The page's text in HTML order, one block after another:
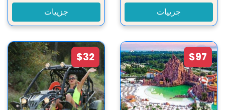
جزییات جزییات
$97
$32